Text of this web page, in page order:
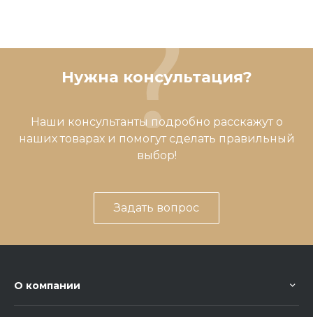
Нужна консультация?
Наши консультанты подробно расскажут о
наших товарах и помогут сделать правильный
выбор!
Задать вопрос
О компании